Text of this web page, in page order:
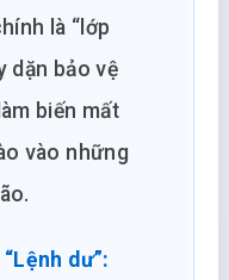
là “lớp
dặn bảo vệ
biến mất
vào những
dư”: